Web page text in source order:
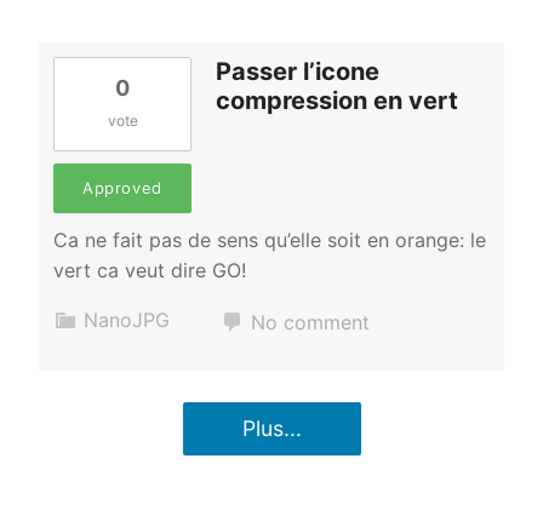
0
vote
Approved
Passer l’icone
compression en vert
Ca ne fait pas de sens qu’elle soit en orange: le
vert ca veut dire GO!
NanoJPG No comment
Plus...